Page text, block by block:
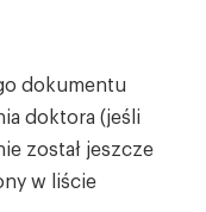
dokumentu
doktora (jeśli
został jeszcze
w liście